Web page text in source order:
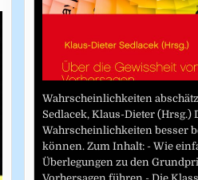
Wahrscheinlichkeiten
Sedlacek, Klaus-Dieter (Hrsg.)
Wahrscheinlichkeiten besser
können. Zum Inhalt: - Wie
Überlegungen zu den